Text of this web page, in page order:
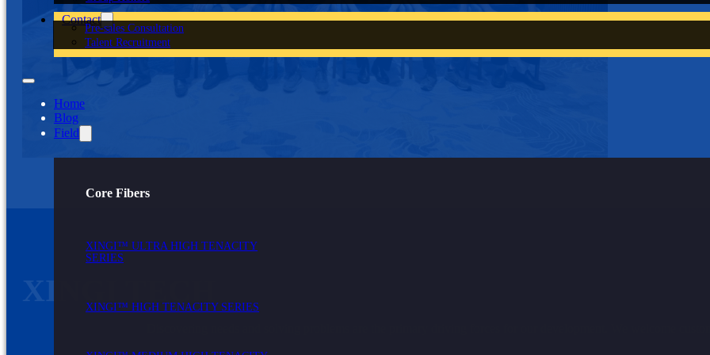
Contact
Pre-sales Consultation
Talent Recruitment
Home
Blog
Field
Core Fibers
XINGI™ ULTRA HIGH TENACITY
SERIES
XINGI™ HIGH TENACITY SERIES
XINGI TECH